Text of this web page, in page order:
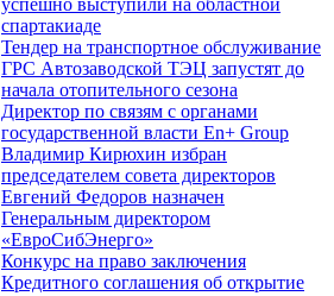
успешно выступили на областной
спартакиаде
Тендер на транспортное обслуживание
ГРС Автозаводской ТЭЦ запустят до
начала отопительного сезона
Директор по связям с органами
государственной власти En+ Group
Владимир Кирюхин избран
председателем совета директоров
Евгений Федоров назначен
Генеральным директором
«ЕвроСибЭнерго»
Конкурс на право заключения
Кредитного соглашения об открытие